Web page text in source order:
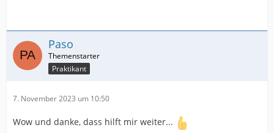
Paso
Praktikant
7. November 2023 um 10:50
Wow und danke, dass hilft mir weiter...